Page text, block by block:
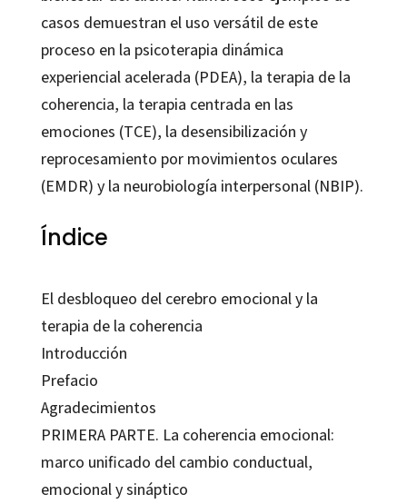
casos demuestran el uso versátil de este
proceso en la psicoterapia dinámica
experiencial acelerada (PDEA), la terapia de la
coherencia, la terapia centrada en las
emociones (TCE), la desensibilización y
reprocesamiento por movimientos oculares
(EMDR) y la neurobiología interpersonal (NBIP).
Índice
El desbloqueo del cerebro emocional y la
terapia de la coherencia
Introducción
Prefacio
Agradecimientos
PRIMERA PARTE. La coherencia emocional:
marco unificado del cambio conductual,
emocional y sináptico